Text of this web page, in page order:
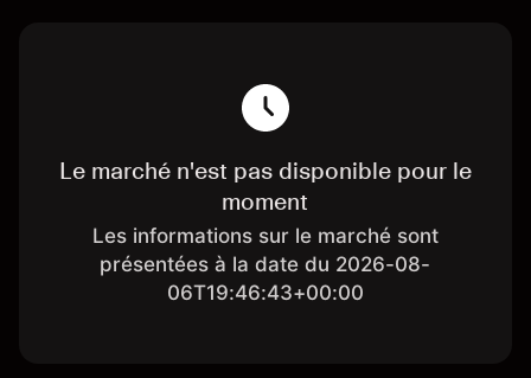
Le marché n'est pas disponible pour le
moment
Les informations sur le marché sont
présentées à la date du 2026-08-
06T19:46:43+00:00